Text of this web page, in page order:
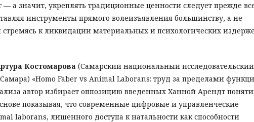
— а значит, укреплять традиционные ценности следует прежде
инструменты прямого волеизъявления большинству, а не
к ликвидации материальных и психологических
Костомарова (Самарский национальный исследовательский
«Homo Faber vs Animal Laborans: труд за пределами
автор избирает оппозицию введенных Ханной Арендт
показывая, что современные цифровые и управленческие
laborans, лишенного доступа к натальности как способности